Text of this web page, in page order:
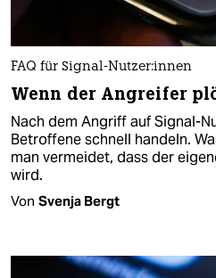
FAQ für Signal-Nutzer:innen
Wenn der Angreifer
Nach dem Angriff auf Signal-
Betroffene schnell handeln.
man vermeidet, dass der
wird.
Von Svenja Bergt